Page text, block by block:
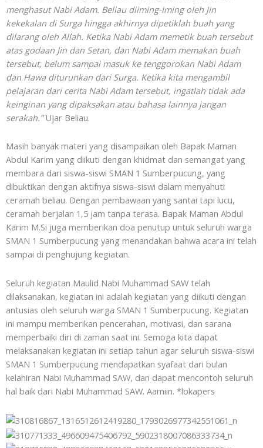
menghasut Nabi Adam. Beliau diiming-iming oleh Jin
kekekalan di Surga hingga akhirnya dipetiklah buah yang
dilarang oleh Allah. Ketika Nabi Adam memetik buah tersebut
atas godaan Jin dan Setan, dan Nabi Adam memakan buah
tersebut, belum sampai masuk ke tenggorokan Nabi Adam
dan Hawa diturunkan dari Surga. Ketika kita mengambil
pelajaran dari cerita Nabi Adam tersebut, ingatlah tidak ada
keinginan yang dipaksakan atau bahasa lainnya jangan
serakah.”Ujar Beliau.
Masih banyak materi yang disampaikan oleh Bapak Maman
Abdul Karim yang diikuti dengan khidmat dan semangat yang
membara dari siswa-siswi SMAN 1 Sumberpucung, yang
dibuktikan dengan aktifnya siswa-siswi dalam menyahuti
ceramah beliau. Dengan pembawaan yang santai tapi lucu,
ceramah berjalan 1,5 jam tanpa terasa. Bapak Maman Abdul
Karim M.Si juga memberikan doa penutup untuk seluruh warga
SMAN 1 Sumberpucung yang menandakan bahwa acara ini telah
sampai di penghujung kegiatan.
Seluruh kegiatan Maulid Nabi Muhammad SAW telah
dilaksanakan, kegiatan ini adalah kegiatan yang diikuti dengan
antusias oleh seluruh warga SMAN 1 Sumberpucung. Kegiatan
ini mampu memberikan pencerahan, motivasi, dan sarana
memperbaiki diri di zaman saat ini. Semoga kita dapat
melaksanakan kegiatan ini setiap tahun agar seluruh siswa-siswi
SMAN 1 Sumberpucung mendapatkan syafaat dari bulan
kelahiran Nabi Muhammad SAW, dan dapat mencontoh seluruh
hal baik dari Nabi Muhammad SAW. Aamiin. *lokapers